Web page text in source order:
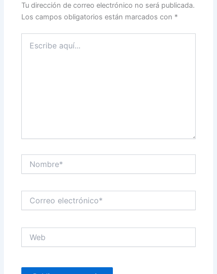
Tu dirección de correo electrónico no será publicada.
Los campos obligatorios están marcados con *
aquí...
electrónico*